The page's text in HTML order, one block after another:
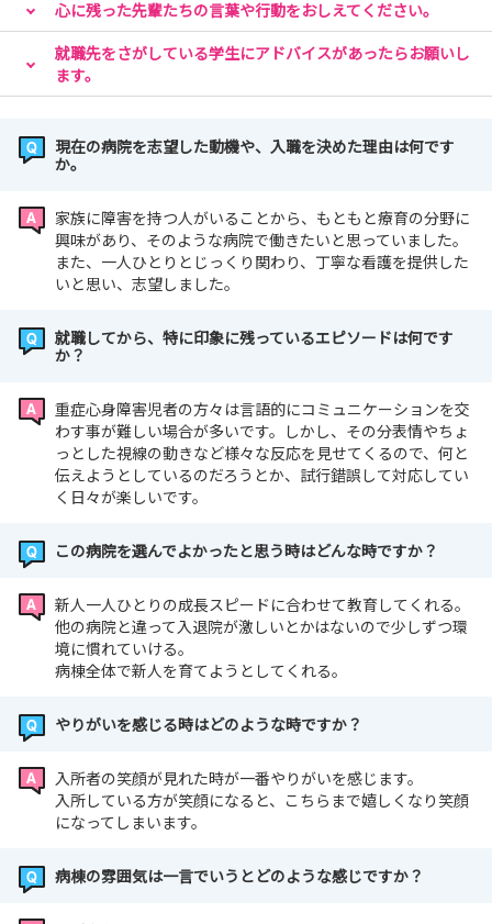
心に残った先輩たちの言葉や行動をおしえてください。
就職先をさがしている学生にアドバイスがあったらお願いし
ます。
現在の病院を志望した動機や、入職を決めた理由は何です
か。
家族に障害を持つ人がいることから、もともと療育の分野に
興味があり、そのような病院で働きたいと思っていました。
また、一人ひとりとじっくり関わり、丁寧な看護を提供した
いと思い、志望しました。
就職してから、特に印象に残っているエピソードは何です
か？
重症心身障害児者の方々は言語的にコミュニケーションを交
わす事が難しい場合が多いです。しかし、その分表情やちょ
っとした視線の動きなど様々な反応を見せてくるので、何と
伝えようとしているのだろうとか、試行錯誤して対応してい
く日々が楽しいです。
この病院を選んでよかったと思う時はどんな時ですか？
新人一人ひとりの成長スピードに合わせて教育してくれる。
他の病院と違って入退院が激しいとかはないので少しずつ環
境に慣れていける。
病棟全体で新人を育てようとしてくれる。
やりがいを感じる時はどのような時ですか？
入所者の笑顔が見れた時が一番やりがいを感じます。
入所している方が笑顔になると、こちらまで嬉しくなり笑顔
になってしまいます。
病棟の雰囲気は一言でいうとどのような感じですか？